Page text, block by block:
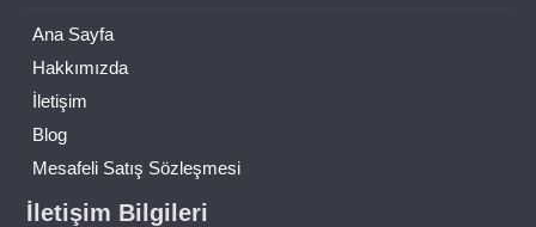
Ana Sayfa
Hakkımızda
İletişim
Blog
Mesafeli Satış Sözleşmesi
İletişim Bilgileri